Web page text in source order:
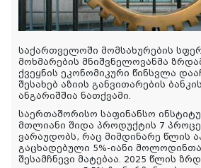
საქართველოში მომსახურების
მოხმარების მნიშვნელოვანმა
ქვეყნის ეკონომიკური წინსვლა
შესახებ აზიის განვითარების
ანგარიშშია ნათქვამი.
საერთაშორისო საფინანსო
მთლიანი შიდა პროდუქტის 7
ვარაუდობს, რაც მიმდინარე წლის
გაცხადებული 5%-იანი
შესამჩნევი მატებაა. 2025 წლის